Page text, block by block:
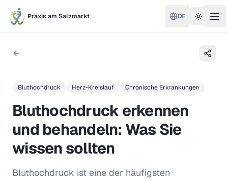
Praxis am Salzmarkt DE Toggle
Bluthochdruck Herz-Kreislauf Chronische Erkrankungen
Bluthochdruck erkennen
und behandeln: Was Sie
wissen sollten
Bluthochdruck ist eine der häufigsten